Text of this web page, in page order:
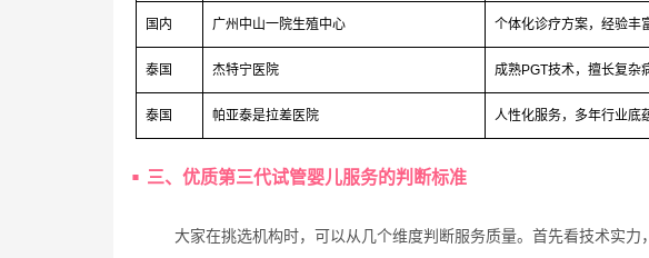
国内 广州中山一院生殖中心 个体化诊疗方案，经验丰
泰国 杰特宁医院 成熟PGT技术，擅长复杂
泰国 帕亚泰是拉差医院 人性化服务，多年行业底
三、优质第三代试管婴儿服务的判断标准
大家在挑选机构时，可以从几个维度判断服务质量。首先看技术实